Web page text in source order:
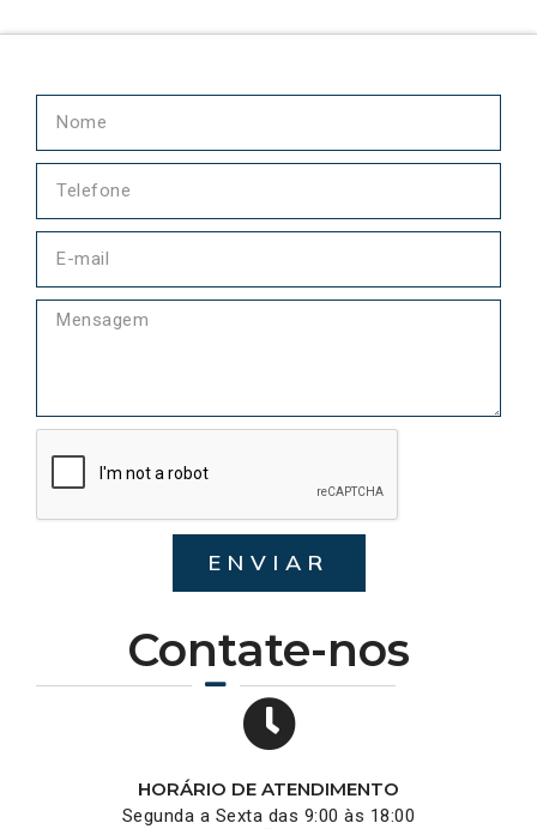
Contate-nos
HORÁRIO DE ATENDIMENTO
Segunda a Sexta das 9:00 às 18:00
ENVIAR